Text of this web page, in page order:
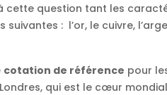
cette question tant les
suivantes : l’or, le cuivre,
cotation de référence pour
qui est le cœur